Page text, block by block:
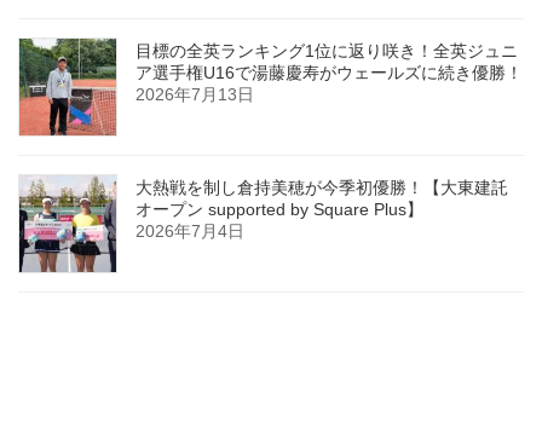
目標の全英ランキング1位に返り咲き！全英ジュニ
ア選手権U16で湯藤慶寿がウェールズに続き優勝！
2026年7月13日
大熱戦を制し倉持美穂が今季初優勝！【大東建託
オープン supported by Square Plus】
2026年7月4日